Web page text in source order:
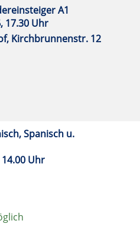
A1
17.30 Uhr
Kirchbrunnenstr. 12
Spanisch u.
14.00 Uhr